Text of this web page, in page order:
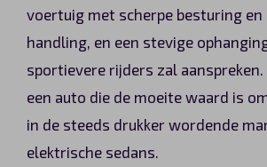
voertuig met scherpe besturing en
handling, en een stevige
sportievere rijders zal aanspreken.
een auto die de moeite waard is
in de steeds drukker wordende
elektrische sedans.